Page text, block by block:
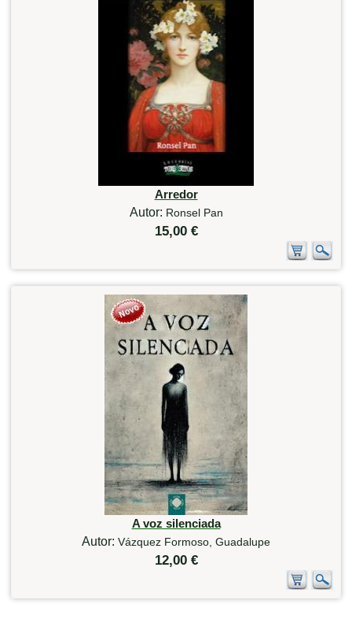
Arredor
Autor: Ronsel Pan
15,00 €
A voz silenciada
Autor: Vázquez Formoso, Guadalupe
12,00 €